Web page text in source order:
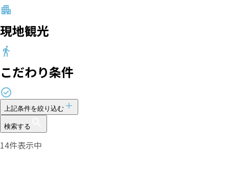
現地観光
こだわり条件
上記条件を絞り込む
検索する
14件表示中